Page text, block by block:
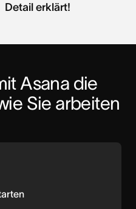
Detail erklärt!
Asana die
Sie arbeiten